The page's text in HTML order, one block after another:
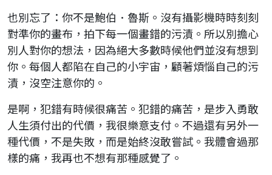
也別忘了：你不是鮑伯．魯斯。沒有攝影機時時刻刻
對準你的畫布，拍下每一個畫錯的污漬。所以別擔心
別人對你的想法，因為絕大多數時候他們並沒有想到
你。每個人都陷在自己的小宇宙，顧著煩惱自己的污
漬，沒空注意你的。
是啊，犯錯有時候很痛苦。犯錯的痛苦，是步入勇敢
人生須付出的代價，我很樂意支付。不過還有另外一
種代價，不是失敗，而是始終沒敢嘗試。我體會過那
樣的痛，我再也不想有那種感覺了。